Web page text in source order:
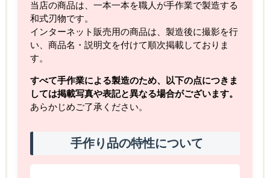
当店の商品は、一本一本を職人が手作業で製造する
和式刃物です。
インターネット販売用の商品は、製造後に撮影を行
い、商品名・説明文を付けて順次掲載しておりま
す。
すべて手作業による製造のため、以下の点につきま
しては掲載写真や表記と異なる場合がございます。
あらかじめご了承ください。
手作り品の特性について